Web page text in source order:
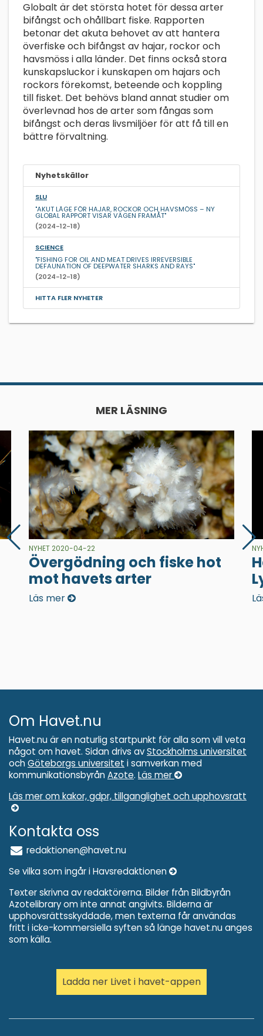
Globalt är det största hotet för dessa arter
bifångst och ohållbart fiske. Rapporten
betonar det akuta behovet av att hantera
överfiske och bifångst av hajar, rockor och
havsmöss i alla länder. Det finns också stora
kunskapsluckor i kunskapen om hajars och
rockors förekomst, beteende och koppling
till fisket. Det behövs bland annat studier om
överlevnad hos de arter som fångas som
bifångst och deras livsmiljöer för att få till en
bättre förvaltning.
Nyhetskällor
SLU
"AKUT LÄGE FÖR HAJAR, ROCKOR OCH HAVSMÖSS – NY
GLOBAL RAPPORT VISAR VÄGEN FRAMÅT"
(2024-12-18)
SCIENCE
"FISHING FOR OIL AND MEAT DRIVES IRREVERSIBLE
DEFAUNATION OF DEEPWATER SHARKS AND RAYS"
(2024-12-18)
HITTA FLER NYHETER
MER LÄSNING
NYHET 2020-04-22
Övergödning och fiske hot
mot havets arter
Läs mer
Om Havet.nu
Havet.nu är en naturlig startpunkt för alla som vill veta
något om havet. Sidan drivs avStockholms universitet
och Göteborgs universitet i samverkan med
kommunikationsbyrån Azote. Läs mer
Läs mer om kakor, gdpr, tillganglighet och upphovsratt
Kontakta oss
redaktionen@havet.nu
Se vilka som ingår i Havsredaktionen
Texter skrivna av redaktörerna. Bilder från Bildbyrån
Azotelibrary om inte annat angivits. Bilderna är
upphovsrättsskyddade, men texterna får användas
fritt i icke-kommersiella syften så länge havet.nu anges
som källa.
Ladda ner Livet i havet-appen